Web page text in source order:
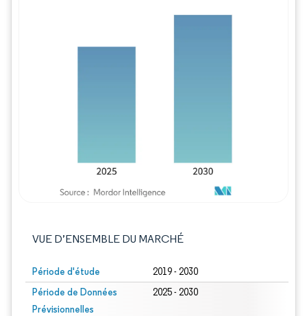
VUE D’ENSEMBLE DU MARCHÉ
Période d'étude 2019 - 2030
Période de Données
Prévisionnelles
2025 - 2030